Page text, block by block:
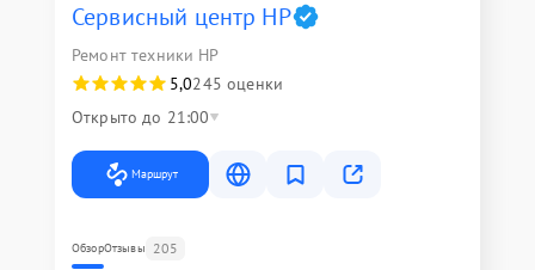
Сервисный центр HP
Ремонт техники HP
5,0245 оценки
Открыто до 21:00
Маршрут
ОбзорОтзывы 205